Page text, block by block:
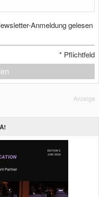
Anmeldung gelesen
* Pflichtfeld
Anzeige